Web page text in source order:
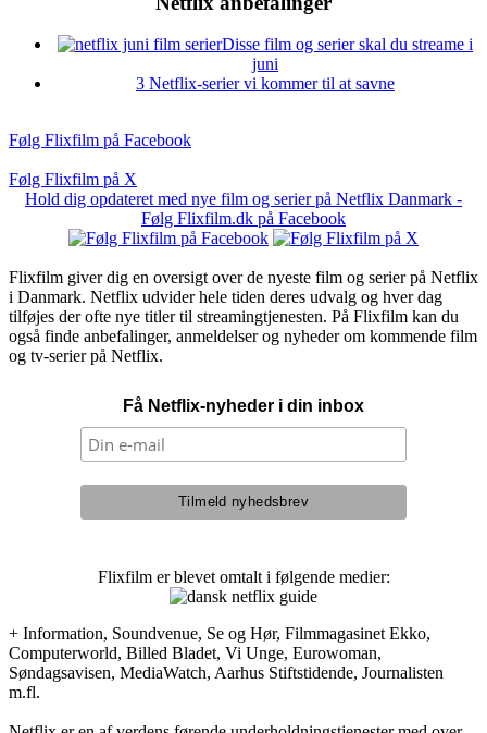
Disse film og serier skal du streame i
juni
3 Netflix-serier vi kommer til at savne
Følg Flixfilm på Facebook
Følg Flixfilm på X
Hold dig opdateret med nye film og serier på Netflix Danmark -
Følg Flixfilm.dk på Facebook
Flixfilm giver dig en oversigt over de nyeste film og serier på Netflix
i Danmark. Netflix udvider hele tiden deres udvalg og hver dag
tilføjes der ofte nye titler til streamingtjenesten. På Flixfilm kan du
også finde anbefalinger, anmeldelser og nyheder om kommende film
og tv-serier på Netflix.
Få Netflix-nyheder i din inbox
Flixfilm er blevet omtalt i følgende medier:
+ Information, Soundvenue, Se og Hør, Filmmagasinet Ekko,
Computerworld, Billed Bladet, Vi Unge, Eurowoman,
Søndagsavisen, MediaWatch, Aarhus Stiftstidende, Journalisten
m.fl.